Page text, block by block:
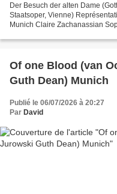
Der Besuch der alten Dame
Staatsoper, Vienne)
Munich Claire Zachanassian
Of one Blood (van
Guth Dean) Munich
Publié le 06/07/2026 à 20:27
Par David